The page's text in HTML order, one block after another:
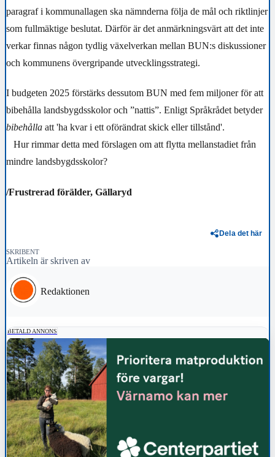
paragraf i kommunallagen ska nämnderna följa de mål och riktlinjer
som fullmäktige beslutat. Därför är det anmärkningsvärt att det inte
verkar finnas någon tydlig växelverkan mellan BUN:s diskussioner
och kommunens övergripande utvecklingsstrategi.
I budgeten 2025 förstärks dessutom BUN med fem miljoner för att
bibehålla landsbygdsskolor och ”nattis”. Enligt Språkrådet betyder
bibehålla att 'ha kvar i ett oförändrat skick eller tillstånd'.
Hur rimmar detta med förslagen om att flytta mellanstadiet från
mindre landsbygdsskolor?
/Frustrerad förälder, Gällaryd
Dela det här
SKRIBENT
Artikeln är skriven av
Redaktionen
BETALD ANNONS